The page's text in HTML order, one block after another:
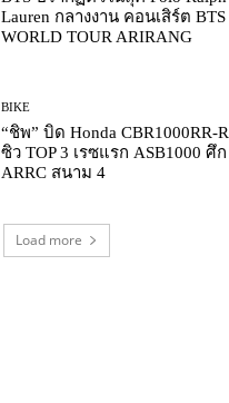
Lauren กลางงาน คอนเสิร์ต BTS
WORLD TOUR ARIRANG
BIKE
“ชิพ” บิด Honda CBR1000RR-R
ซิว TOP 3 เรซแรก ASB1000 ศึก
ARRC สนาม 4
Load more